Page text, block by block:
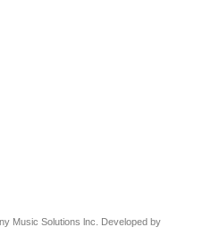
Music Solutions lnc. Developed by